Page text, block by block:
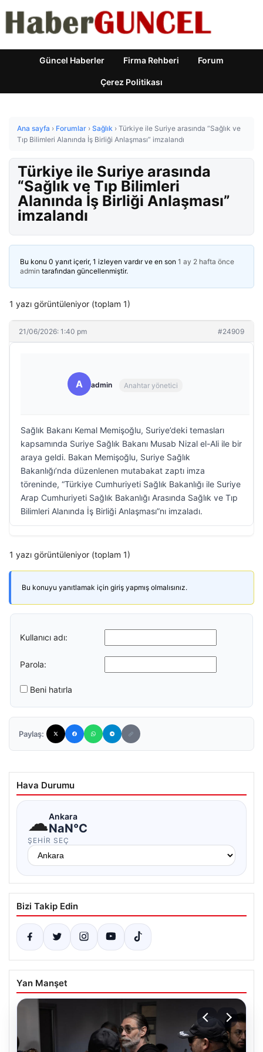
Güncel Haberler Firma Rehberi Forum
Çerez Politikası
Ana sayfa › Forumlar › Sağlık › Türkiye ile Suriye arasında “Sağlık ve
Tıp Bilimleri Alanında İş Birliği Anlaşması” imzalandı
Türkiye ile Suriye arasında
“Sağlık ve Tıp Bilimleri
Alanında İş Birliği Anlaşması”
imzalandı
Bu konu 0 yanıt içerir, 1 izleyen vardır ve en son 1 ay 2 hafta önce
admin tarafından güncellenmiştir.
1 yazı görüntüleniyor (toplam 1)
21/06/2026: 1:40 pm #24909
A admin Anahtar yönetici
Sağlık Bakanı Kemal Memişoğlu, Suriye’deki temasları
kapsamında Suriye Sağlık Bakanı Musab Nizal el-Ali ile bir
araya geldi. Bakan Memişoğlu, Suriye Sağlık
Bakanlığı’nda düzenlenen mutabakat zaptı imza
töreninde, “Türkiye Cumhuriyeti Sağlık Bakanlığı ile Suriye
Arap Cumhuriyeti Sağlık Bakanlığı Arasında Sağlık ve Tıp
Bilimleri Alanında İş Birliği Anlaşması”nı imzaladı.
1 yazı görüntüleniyor (toplam 1)
Bu konuyu yanıtlamak için giriş yapmış olmalısınız.
Kullanıcı adı:
Parola:
Beni hatırla
Paylaş:
Hava Durumu
☁Ankara
NaN°C
ŞEHIR SEÇ
Bizi Takip Edin
Yan Manşet